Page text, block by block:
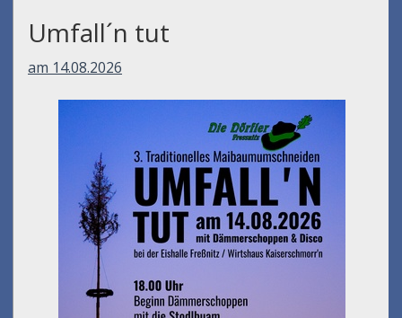
Umfall´n tut
am 14.08.2026